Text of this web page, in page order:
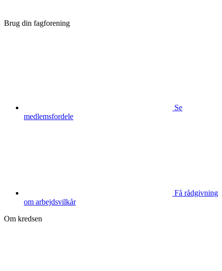
Brug din fagforening
Se
medlemsfordele
Få rådgivning
om arbejdsvilkår
Om kredsen